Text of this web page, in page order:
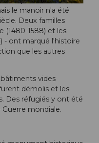
le manoir n'a été
Deux familles
(1480-1588) et les
- ont marqué l'histoire
que les autres
vides
démolis et les
Des réfugiés y ont été
mondiale.